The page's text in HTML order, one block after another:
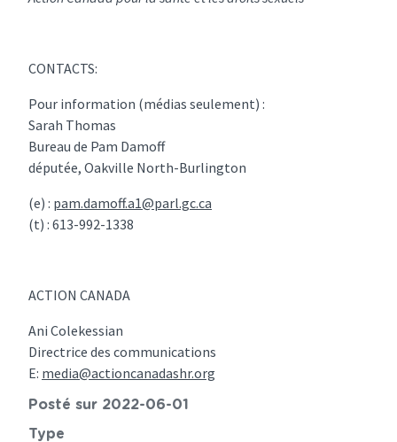
CONTACTS:
Pour information (médias seulement) :
Sarah Thomas
Bureau de Pam Damoff
députée, Oakville North-Burlington
(e) : pam.damoff.a1@parl.gc.ca
(t) : 613-992-1338
ACTION CANADA
Ani Colekessian
Directrice des communications
E: media@actioncanadashr.org
Posté sur 2022-06-01
Type